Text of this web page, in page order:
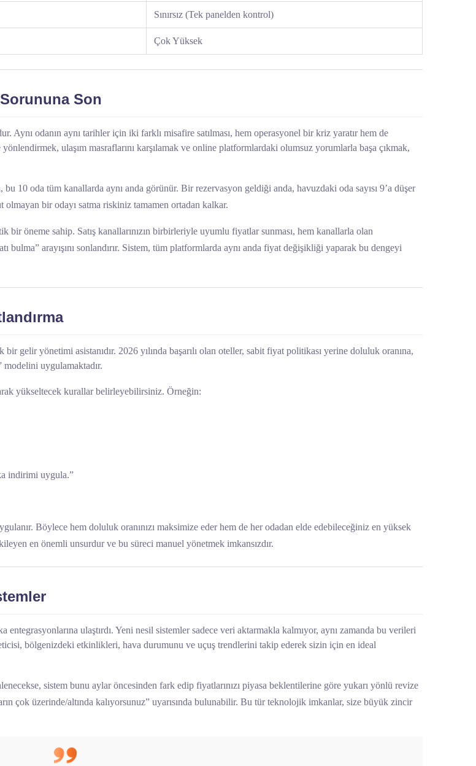
Sınırsız (Tek panelden kontrol)
Çok Yüksek
Son
odanın aynı tarihler için iki farklı misafire satılması, hem operasyonel bir kriz yaratır hem de
ulaşım masraflarını karşılamak ve online platformlardaki olumsuz yorumlarla başa çıkmak,
10 oda tüm kanallarda aynı anda görünür. Bir rezervasyon geldiği anda, havuzdaki oda sayısı 9’a düşer
olmayan bir odayı satma riskiniz tamamen ortadan kalkar.
öneme sahip. Satış kanallarınızın birbirleriyle uyumlu fiyatlar sunması, hem kanallarla olan
bulma” arayışını sonlandırır. Sistem, tüm platformlarda aynı anda fiyat değişikliği yaparak bu dengeyi
gelir yönetimi asistanıdır. 2026 yılında başarılı olan oteller, sabit fiyat politikası yerine doluluk oranına,
modelini uygulamaktadır.
yükseltecek kurallar belirleyebilirsiniz. Örneğin:
indirimi uygula.”
Böylece hem doluluk oranınızı maksimize eder hem de her odadan elde edebileceğiniz en yüksek
en önemli unsurdur ve bu süreci manuel yönetmek imkansızdır.
ulaştırdı. Yeni nesil sistemler sadece veri aktarmakla kalmıyor, aynı zamanda bu verileri
bölgenizdeki etkinlikleri, hava durumunu ve uçuş trendlerini takip ederek sizin için en ideal
sistem bunu aylar öncesinden fark edip fiyatlarınızı piyasa beklentilerine göre yukarı yönlü revize
çok üzerinde/altında kalıyorsunuz” uyarısında bulunabilir. Bu tür teknolojik imkanlar, size büyük zincir